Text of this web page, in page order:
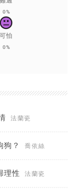
0%
可怕
0%
法蘭瓷
？
喬依絲
理性
法蘭瓷